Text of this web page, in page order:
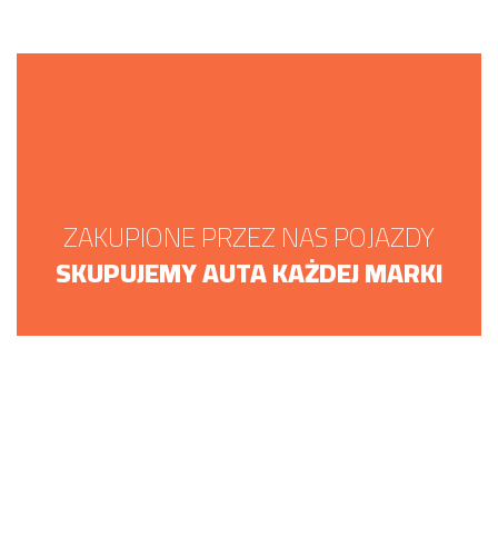
ZAKUPIONE PRZEZ NAS POJAZDY
SKUPUJEMY AUTA KAŻDEJ MARKI